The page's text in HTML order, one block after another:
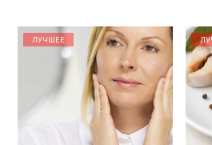
ЛУЧШЕЕ